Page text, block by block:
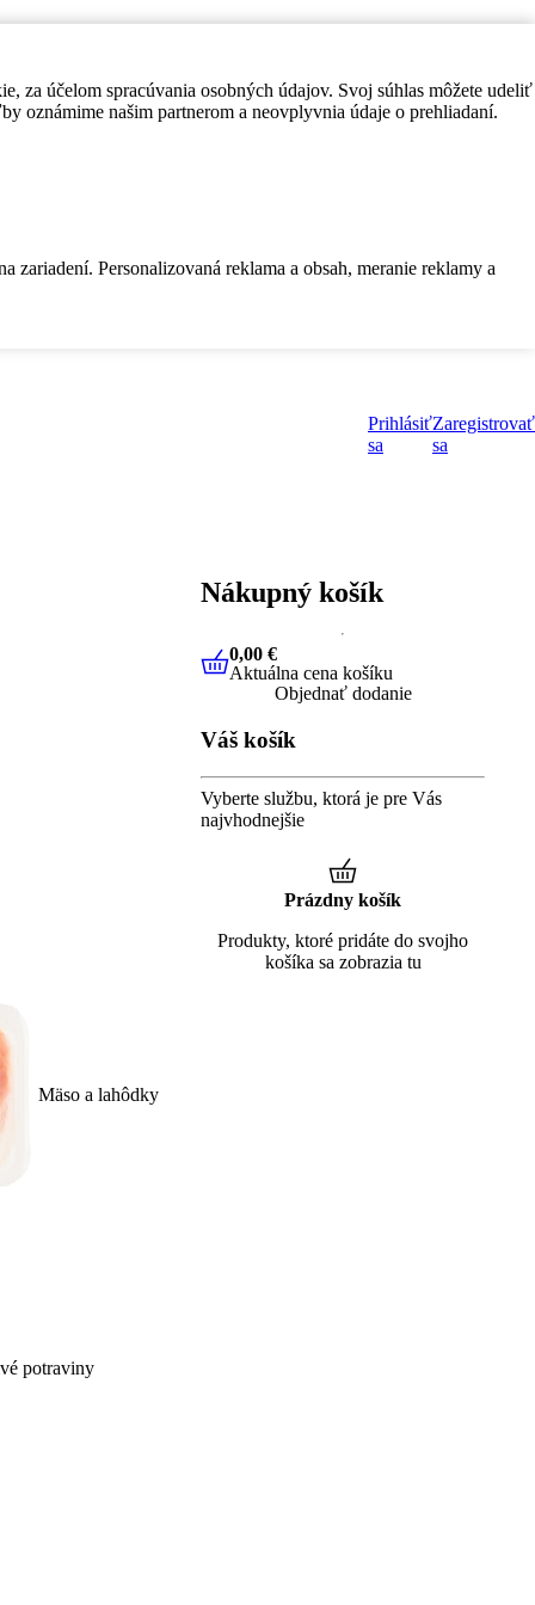
za účelom spracúvania osobných údajov. Svoj súhlas môžete udeliť
oznámime našim partnerom a neovplyvnia údaje o prehliadaní.
Personalizovaná reklama a obsah, meranie reklamy a
Prihlásiť
sa
Zaregistrovať
sa
Mäso a lahôdky
potraviny
Nákupný košík
0,00 €Aktuálna cena košíku
0,00 €
Aktuálna cena košíku
Objednať dodanie
Váš košík
Vyberte službu, ktorá je pre Vás
najvhodnejšie
Prázdny košík
Produkty, ktoré pridáte do svojho
košíka sa zobrazia tu